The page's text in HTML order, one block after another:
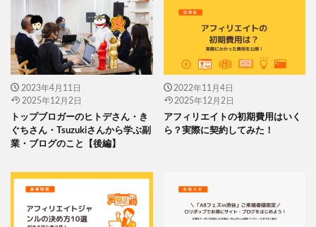
2023年4月11日
2025年12月2日
トップブロガーのヒトデさん・き
ぐちさん・Tsuzukiさんから学ぶ副
業・ブログのこと【後編】
2022年11月4日
2025年12月2日
アフィリエイトの初期費用はいく
ら？実際に契約してみた！